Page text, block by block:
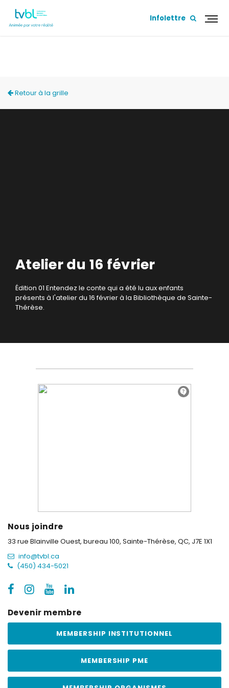
Infolettre
Retour à la grille
Atelier du 16 février
Édition 01 Entendez le conte qui a été lu aux enfants
présents à l'atelier du 16 février à la Bibliothèque de Sainte-
Thérèse.
Nous joindre
33 rue Blainville Ouest, bureau 100, Sainte-Thérèse, QC, J7E 1X1
info@tvbl.ca
(450) 434-5021
Devenir membre
MEMBERSHIP INSTITUTIONNEL
MEMBERSHIP PME